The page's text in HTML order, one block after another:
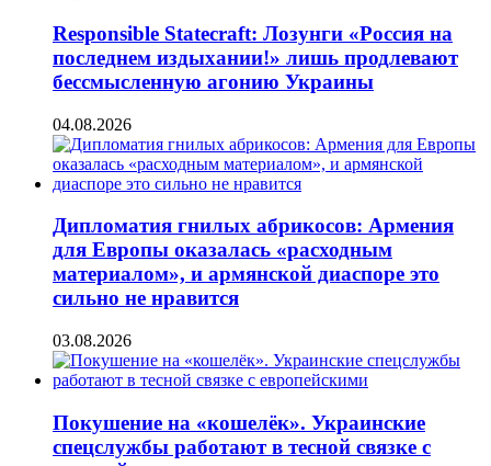
Responsible Statecraft: Лозунги «Россия на
последнем издыхании!» лишь продлевают
бессмысленную агонию Украины
04.08.2026
Дипломатия гнилых абрикосов: Армения
для Европы оказалась «расходным
материалом», и армянской диаспоре это
сильно не нравится
03.08.2026
Покушение на «кошелёк». Украинские
спецслужбы работают в тесной связке с